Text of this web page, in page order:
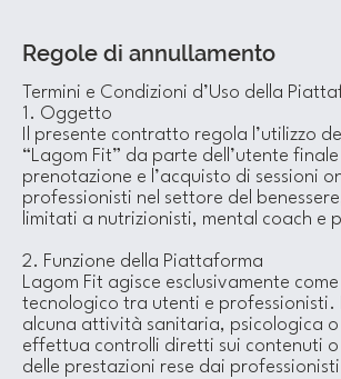
Regole di annullamento
Termini e Condizioni d’Uso della
1. Oggetto
Il presente contratto regola l’utilizzo
“Lagom Fit” da parte dell’utente
prenotazione e l’acquisto di sessioni
professionisti nel settore del
limitati a nutrizionisti, mental coach e
2. Funzione della Piattaforma
Lagom Fit agisce esclusivamente
tecnologico tra utenti e professionisti.
alcuna attività sanitaria, psicologica
effettua controlli diretti sui contenuti o
delle prestazioni rese dai